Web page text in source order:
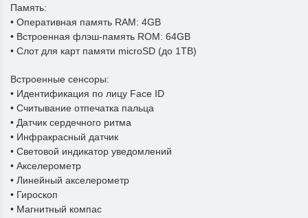
Память:
• Оперативная память RAM: 4GB
• Встроенная флэш-память ROM: 64GB
• Слот для карт памяти microSD (до 1TB)
Встроенные сенсоры:
• Идентификация по лицу Face ID
• Считывание отпечатка пальца
• Датчик сердечного ритма
• Инфракрасный датчик
• Световой индикатор уведомлений
• Акселерометр
• Линейный акселерометр
• Гироскоп
• Магнитный компас